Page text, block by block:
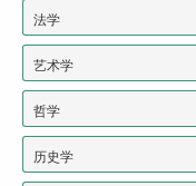
法学
艺术学
哲学
历史学